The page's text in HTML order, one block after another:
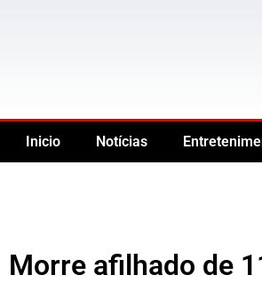
Inicio Notícias
Morre afilhado de